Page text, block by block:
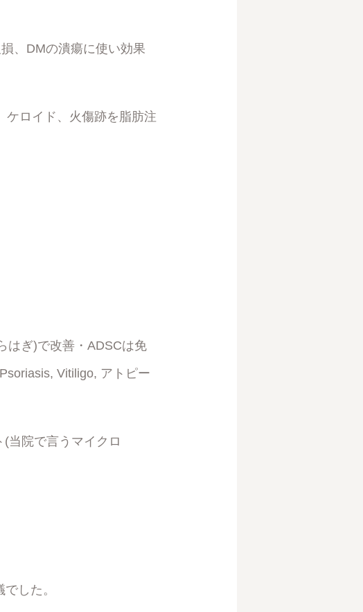
、DMの潰瘍に使い効果
ロイド、火傷跡を脂肪注
ぎ)で改善・ADSCは免
Vitiligo, アトピー
院で言うマイクロ
した。